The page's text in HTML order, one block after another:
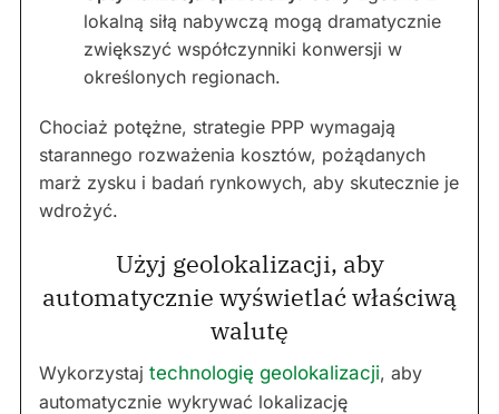
lokalną siłą nabywczą mogą dramatycznie
zwiększyć współczynniki konwersji w
określonych regionach.
Chociaż potężne, strategie PPP wymagają
starannego rozważenia kosztów, pożądanych
marż zysku i badań rynkowych, aby skutecznie je
wdrożyć.
Użyj geolokalizacji, aby
automatycznie wyświetlać właściwą
walutę
Wykorzystaj technologię geolokalizacji, aby
automatycznie wykrywać lokalizację